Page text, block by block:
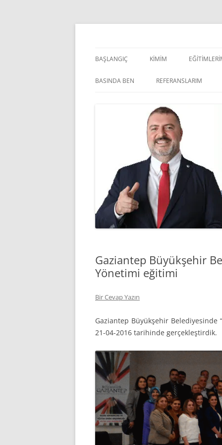
İçeriğe
BAŞLANGIÇ KIMIM
BASINDA BEN REFERANSLARIM
Gaziantep Büyükşehir
Yönetimi eğitimi
Bir Cevap Yazın
Gaziantep Büyükşehir Belediyesinde
21-04-2016 tarihinde gerçekleştirdik.